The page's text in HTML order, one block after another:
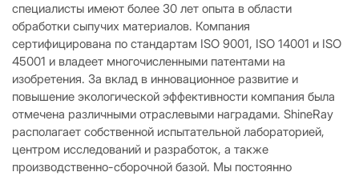
специалисты имеют более 30 лет опыта в области
обработки сыпучих материалов. Компания
сертифицирована по стандартам ISO 9001, ISO 14001 и ISO
45001 и владеет многочисленными патентами на
изобретения. За вклад в инновационное развитие и
повышение экологической эффективности компания была
отмечена различными отраслевыми наградами. ShineRay
располагает собственной испытательной лабораторией,
центром исследований и разработок, а также
производственно-сборочной базой. Мы постоянно